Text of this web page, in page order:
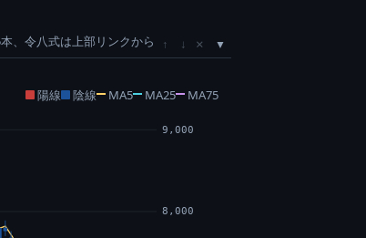
、令八式は上部リンクから ↑ ↓ ×
陽線 陰線 MA5 MA25 MA75
8,000
9,000